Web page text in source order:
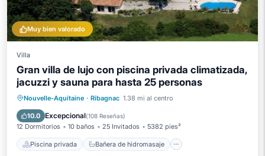
Muy bien valorado
Villa
Gran villa de lujo con piscina privada climatizada,
jacuzzi y sauna para hasta 25 personas
Nouvelle-Aquitaine · Ribagnac 1.38 mi al centro
10.0 Excepcional(108 Reseñas)
12 Dormitorios 10 baños 25 Invitados 5382 pies²
Piscina privada Bañera de hidromasaje
Piscina privada
Bañera de hidromasaje
Aparcamiento